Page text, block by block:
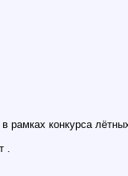
рамках конкурса
.